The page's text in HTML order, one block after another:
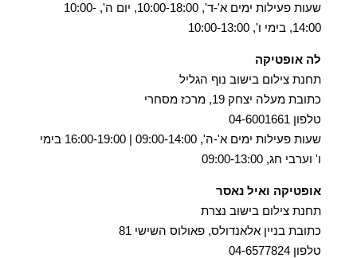
שעות פעילות ימים א'-ד', 10:00-18:00, יום ה', 10:00-
14:00, בימי ו', 10:00-13:00
לה אופטיקה
תחנת צילום בישוב נוף הגליל
כתובת מעלה יצחק 19, מרכז מסחרי
טלפון 04-6001661
שעות פעילות ימים א'-ה', 09:00-14:00 | 16:00-19:00 בימי
ו' וערבי חג, 09:00-13:00
אופטיקה ואיל נאסר
תחנת צילום בישוב נצרת
כתובת בניין אלאנדולס, פאולוס השישי 81
טלפון 04-6577824